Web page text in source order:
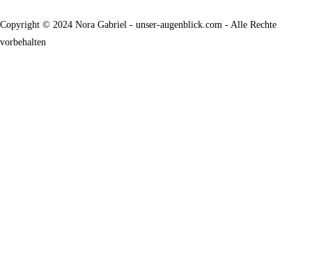
Copyright © 2024 Nora Gabriel - unser-augenblick.com - Alle Rechte
vorbehalten